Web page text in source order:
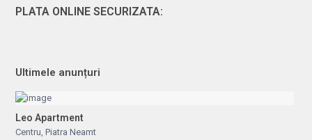
PLATA ONLINE SECURIZATA:
Ultimele anunțuri
Leo Apartment
Centru, Piatra Neamt